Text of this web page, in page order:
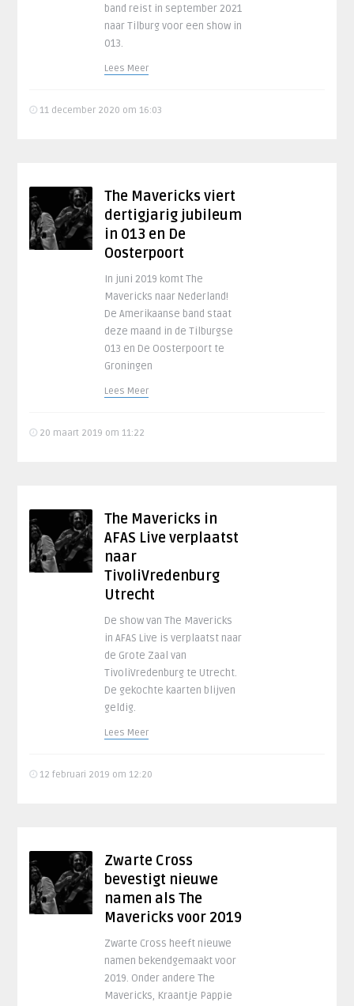
band reist in september 2021
naar Tilburg voor een show in
013.
Lees Meer
11 december 2020 om 16:03
The Mavericks viert
dertigjarig jubileum
in 013 en De
Oosterpoort
In juni 2019 komt The
Mavericks naar Nederland!
De Amerikaanse band staat
deze maand in de Tilburgse
013 en De Oosterpoort te
Groningen
Lees Meer
20 maart 2019 om 11:22
The Mavericks in
AFAS Live verplaatst
naar
TivoliVredenburg
Utrecht
De show van The Mavericks
in AFAS Live is verplaatst naar
de Grote Zaal van
TivoliVredenburg te Utrecht.
De gekochte kaarten blijven
geldig.
Lees Meer
12 februari 2019 om 12:20
Zwarte Cross
bevestigt nieuwe
namen als The
Mavericks voor 2019
Zwarte Cross heeft nieuwe
namen bekendgemaakt voor
2019. Onder andere The
Mavericks, Kraantje Pappie